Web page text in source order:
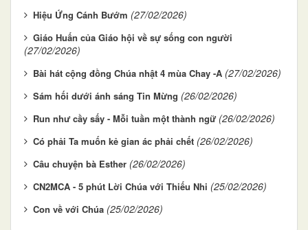
Hiệu Ứng Cánh Bướm (27/02/2026)
Giáo Huấn của Giáo hội về sự sống con người
(27/02/2026)
Bài hát cộng đồng Chúa nhật 4 mùa Chay -A (27/02/2026)
Sám hối dưới ánh sáng Tin Mừng (26/02/2026)
Run như cầy sấy - Mỗi tuần một thành ngữ (26/02/2026)
Có phải Ta muốn kẻ gian ác phải chết (26/02/2026)
Câu chuyện bà Esther (26/02/2026)
CN2MCA - 5 phút Lời Chúa với Thiếu Nhi (25/02/2026)
Con về với Chúa (25/02/2026)